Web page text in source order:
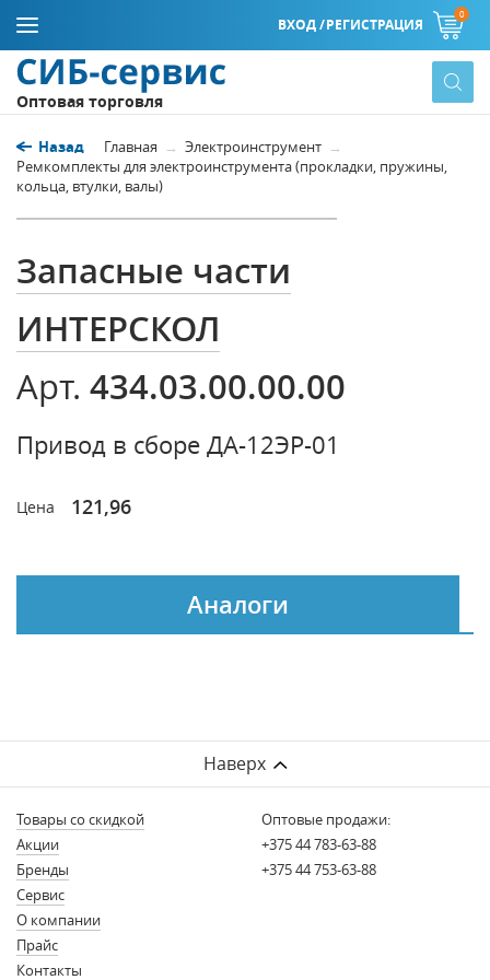
ВХОД /РЕГИСТРАЦИЯ
0
Оптовая торговля
Назад Главная
Электроинструмент
Ремкомплекты для электроинструмента (прокладки, пружины,
кольца, втулки, валы)
Запасные части
ИНТЕРСКОЛ
Арт. 434.03.00.00.00
Привод в сборе ДА-12ЭР-01
Цена 121,96
Аналоги
Наверх
Товары со скидкой
Акции
Бренды
Сервис
О компании
Прайс
Контакты
Оптовые продажи:
+375 44 783-63-88
+375 44 753-63-88